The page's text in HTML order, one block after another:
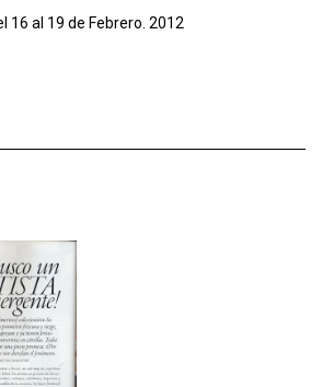
16 al 19 de Febrero. 2012